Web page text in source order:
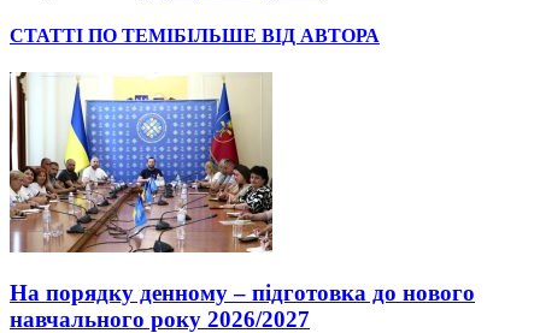
СТАТТІ ПО ТЕМІБІЛЬШЕ ВІД АВТОРА
На порядку денному – підготовка до нового
навчального року 2026/2027